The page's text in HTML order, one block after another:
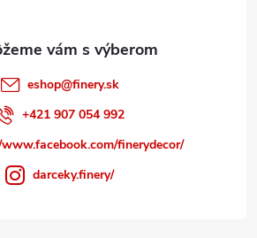
eshop@finery.sk
+421 907 054 992
finerydecor/
darceky.finery/